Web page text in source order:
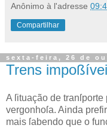
Anônimo à l'adresse
Compartilhar
sexta-feira, 26 de
Trens
A ſituação de
vergonhoſa. Ainda
mais ſabendo que o